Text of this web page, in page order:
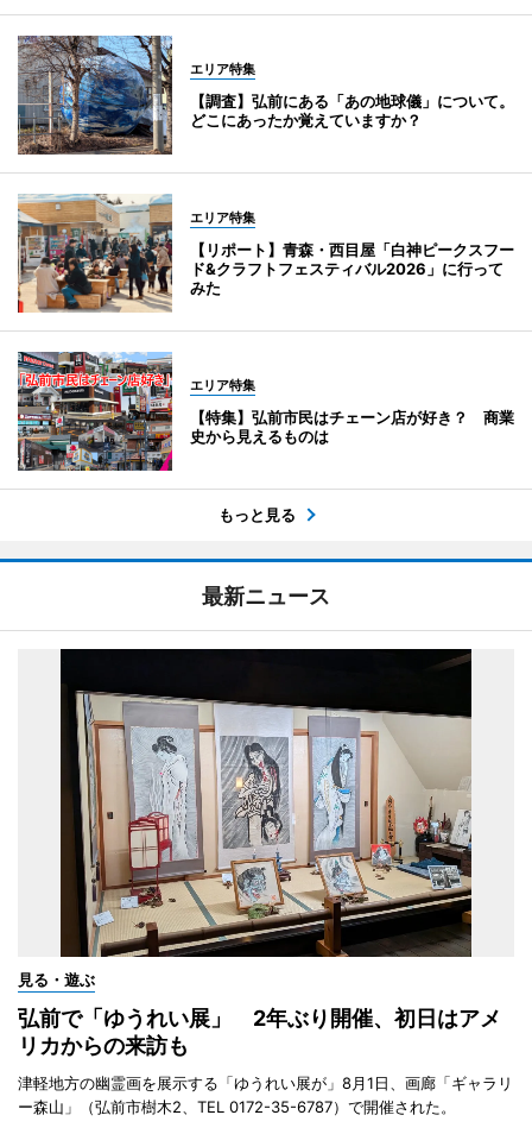
エリア特集
【調査】弘前にある「あの地球儀」について。
どこにあったか覚えていますか？
エリア特集
【リポート】青森・西目屋「白神ピークスフー
ド&クラフトフェスティバル2026」に行って
みた
エリア特集
【特集】弘前市民はチェーン店が好き？ 商業
史から見えるものは
もっと見る
最新ニュース
見る・遊ぶ
弘前で「ゆうれい展」 2年ぶり開催、初日はアメ
リカからの来訪も
津軽地方の幽霊画を展示する「ゆうれい展が」8月1日、画廊「ギャラリ
ー森山」（弘前市樹木2、TEL 0172-35-6787）で開催された。